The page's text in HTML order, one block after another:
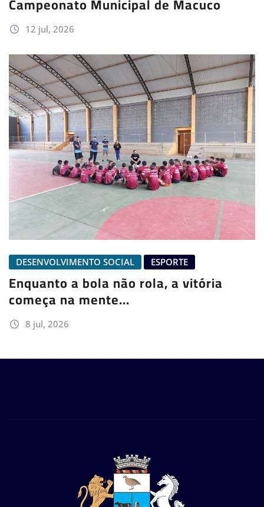
12 jul, 2026
DESENVOLVIMENTO SOCIAL ESPORTE
Enquanto a bola não rola, a vitória
começa na mente…
8 jul, 2026